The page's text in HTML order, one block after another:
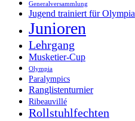
Generalversammlung
Jugend trainiert für Olympia
Junioren
Lehrgang
Musketier-Cup
Olympia
Paralympics
Ranglistenturnier
Ribeauvillé
Rollstuhlfechten